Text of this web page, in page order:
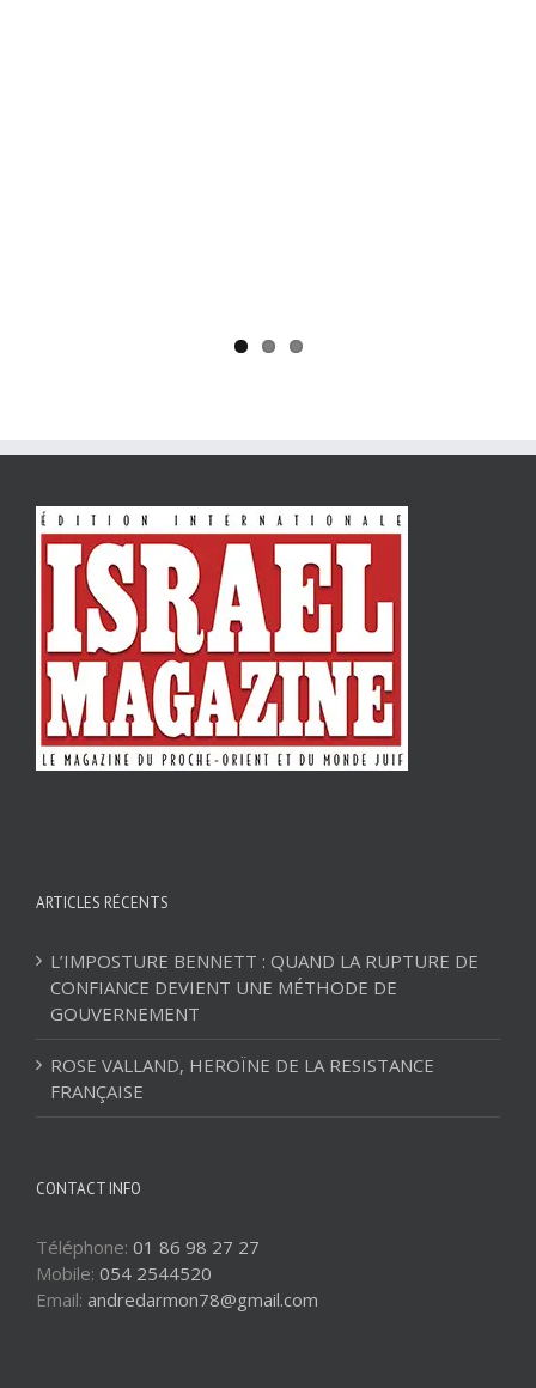
ARTICLES RÉCENTS
L’IMPOSTURE BENNETT : QUAND LA RUPTURE DE
CONFIANCE DEVIENT UNE MÉTHODE DE
GOUVERNEMENT
ROSE VALLAND, HEROÏNE DE LA RESISTANCE
FRANÇAISE
CONTACT INFO
Téléphone: 01 86 98 27 27
Mobile: 054 2544520
Email: andredarmon78@gmail.com